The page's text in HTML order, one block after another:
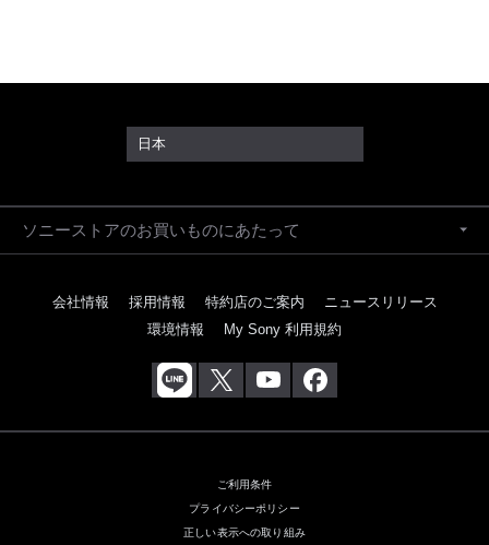
日本
ソニーストアのお買いものにあたって
会社情報 採用情報 特約店のご案内
ニュースリリース
環境情報
My Sony 利用規約
ご利用条件
プライバシーポリシー
正しい表示への取り組み